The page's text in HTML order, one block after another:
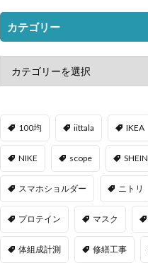
カテゴリー
100均 iittala IKEA
NIKE scope SHEIN
スマホショルダー ニトリ
プロテイン マスク
体組成計測 修繕工事